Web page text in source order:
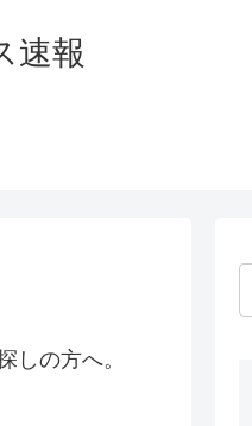
速報
しの方へ。